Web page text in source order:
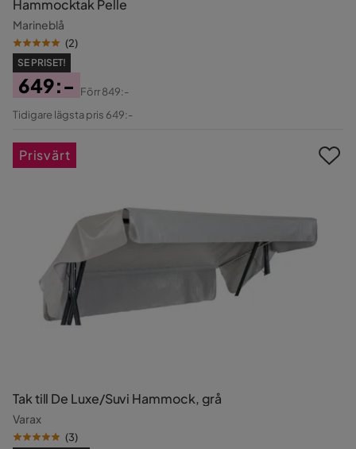
Hammocktak Pelle
Marineblå
(2)
SE PRISET!
Pris
649:-
Original
Förr849:-
Tidigare lägsta pris 649:-
Tak till De Luxe/Suvi Hammock, grå
Varax
(3)
Prisvärt